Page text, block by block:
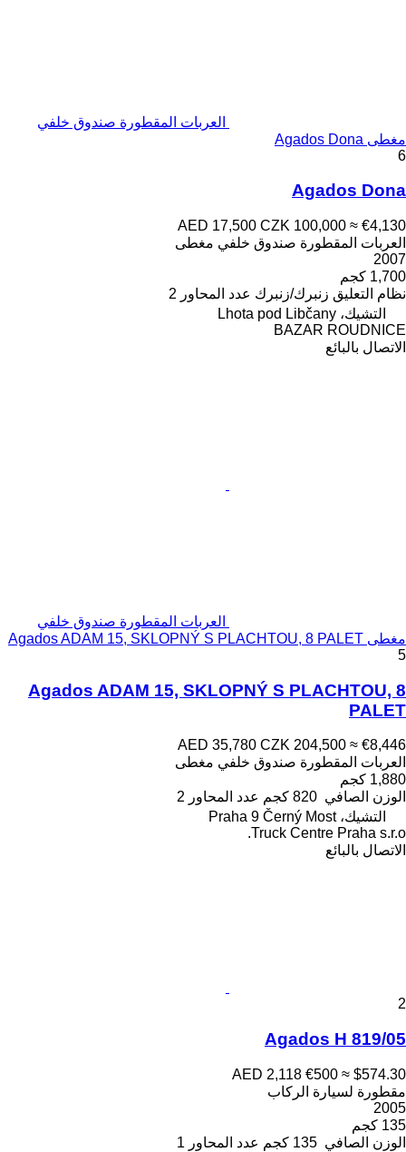
العربات المقطورة صندوق خلفي
مغطى Agados Dona
6
Agados Dona
AED 17,500 CZK 100,000 ≈ €4,130
العربات المقطورة صندوق خلفي مغطى
2007
1,700 كجم
نظام التعليق زنبرك/زنبرك عدد المحاور 2
التشيك، Lhota pod Libčany
BAZAR ROUDNICE
الاتصال بالبائع
العربات المقطورة صندوق خلفي
مغطى Agados ADAM 15, SKLOPNÝ S PLACHTOU, 8 PALET
5
Agados ADAM 15, SKLOPNÝ S PLACHTOU, 8
PALET
AED 35,780 CZK 204,500 ≈ €8,446
العربات المقطورة صندوق خلفي مغطى
1,880 كجم
الوزن الصافي 820 كجم عدد المحاور 2
التشيك، Praha 9 Černý Most
Truck Centre Praha s.r.o.
الاتصال بالبائع
2
Agados H 819/05
AED 2,118 €500 ≈ $574.30
مقطورة لسيارة الركاب
2005
135 كجم
الوزن الصافي 135 كجم عدد المحاور 1